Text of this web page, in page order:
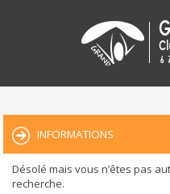
INFORMATIONS
Désolé mais vous n’êtes pas
recherche.